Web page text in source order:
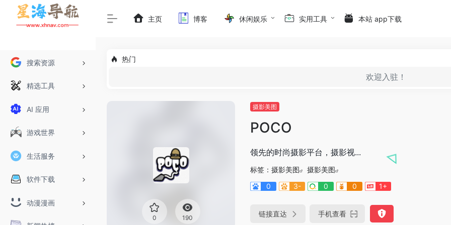
搜索资源
精选工具
AI 应用
游戏世界
生活服务
软件下载
动漫漫画
主页 博客 休闲娱乐 实用工具 本站 app下载
热门
欢迎入驻！
0 190
摄影美图
POCO
领先的时尚摄影平台，摄影视...
标签： 摄影美图
摄影美图
0
3- 0 0 1+
链接直达 手机查看